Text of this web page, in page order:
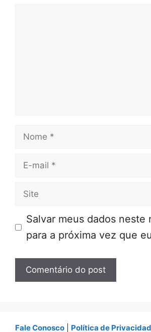
Nome
E-
Site
Salvar meus dados neste
para a próxima vez que
Fale Conosco Política de